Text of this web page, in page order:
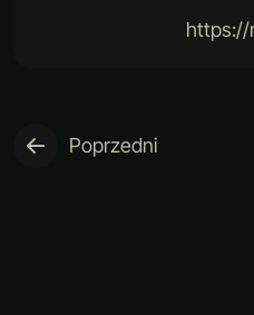
https://
Poprzedni